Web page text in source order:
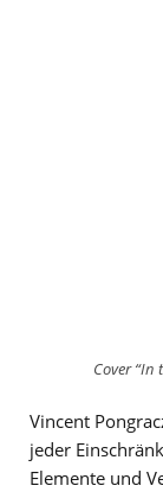
Cover “In
Vincent
jeder
Elemente und